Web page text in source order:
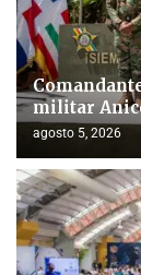
militar
agosto 5, 2026